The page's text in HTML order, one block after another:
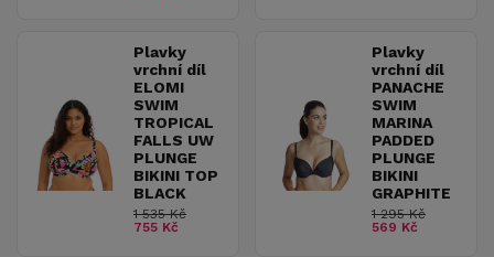
Plavky
vrchní díl
ELOMI
SWIM
TROPICAL
FALLS UW
PLUNGE
BIKINI TOP
BLACK
1 535 Kč
755 Kč
Plavky
vrchní díl
PANACHE
SWIM
MARINA
PADDED
PLUNGE
BIKINI
GRAPHITE
1 295 Kč
569 Kč